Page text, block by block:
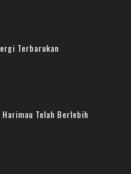
Terbarukan
Telah Berlebih